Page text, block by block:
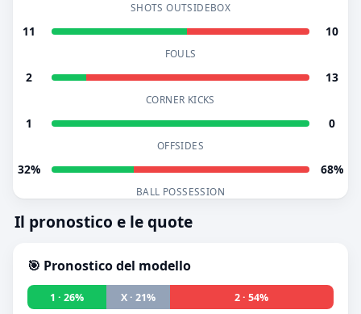
SHOTS OUTSIDEBOX
11 10
FOULS
2 13
CORNER KICKS
1 0
OFFSIDES
32% 68%
BALL POSSESSION
Il pronostico e le quote
🎯 Pronostico del modello
1 · 26% X · 21% 2 · 54%